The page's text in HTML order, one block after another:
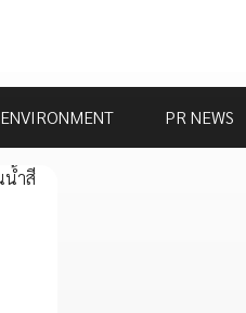
ENVIRONMENT PR NEWS